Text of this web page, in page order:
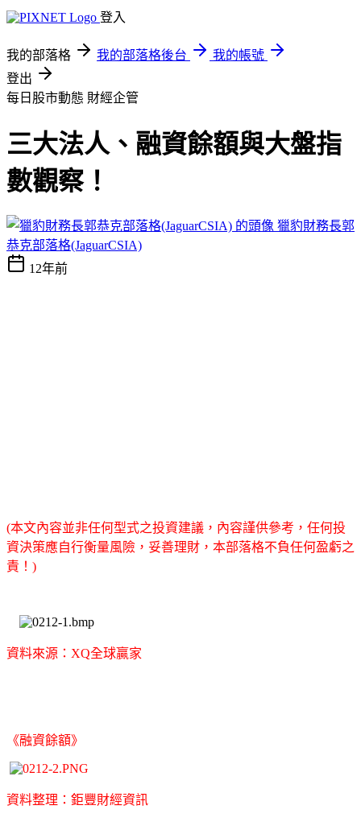
登入
我的部落格 我的部落格後台
我的帳號
登出
每日股市動態 財經企管
三大法人、融資餘額與大盤指
數觀察！
獵豹財務長郭
恭克部落格(JaguarCSIA)
12年前
(本文內容並非任何型式之投資建議，內容謹供參考，任何投
資決策應自行衡量風險，妥善理財，本部落格不負任何盈虧之
責！)
資料來源：XQ全球贏家
《融資餘額》
資料整理：鉅豐財經資訊